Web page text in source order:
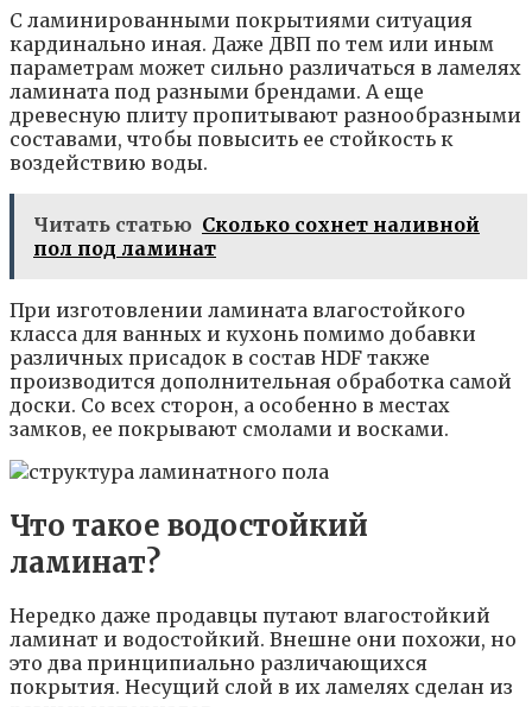
С ламинированными покрытиями ситуация
кардинально иная. Даже ДВП по тем или иным
параметрам может сильно различаться в ламелях
ламината под разными брендами. А еще
древесную плиту пропитывают разнообразными
составами, чтобы повысить ее стойкость к
воздействию воды.
Читать статью Сколько сохнет наливной
пол под ламинат
При изготовлении ламината влагостойкого
класса для ванных и кухонь помимо добавки
различных присадок в состав HDF также
производится дополнительная обработка самой
доски. Со всех сторон, а особенно в местах
замков, ее покрывают смолами и восками.
Что такое водостойкий
ламинат?
Нередко даже продавцы путают влагостойкий
ламинат и водостойкий. Внешне они похожи, но
это два принципиально различающихся
покрытия. Несущий слой в их ламелях сделан из